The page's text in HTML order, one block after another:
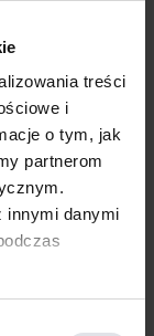
treści
i
o tym, jak
partnerom
innymi danymi
formę